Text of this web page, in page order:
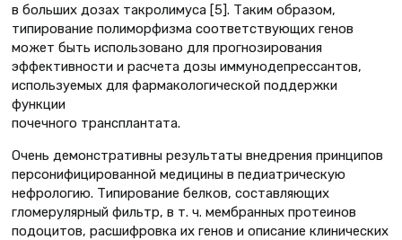
в больших дозах такролимуса [5]. Таким образом,
типирование полиморфизма соответствующих генов
может быть использовано для прогнозирования
эффективности и расчета дозы иммунодепрессантов,
используемых для фармакологической поддержки
функции
почечного трансплантата.
Очень демонстративны результаты внедрения принципов
персонифицированной медицины в педиатрическую
нефрологию. Типирование белков, составляющих
гломерулярный фильтр, в т. ч. мембранных протеинов
подоцитов, расшифровка их генов и описание клинических